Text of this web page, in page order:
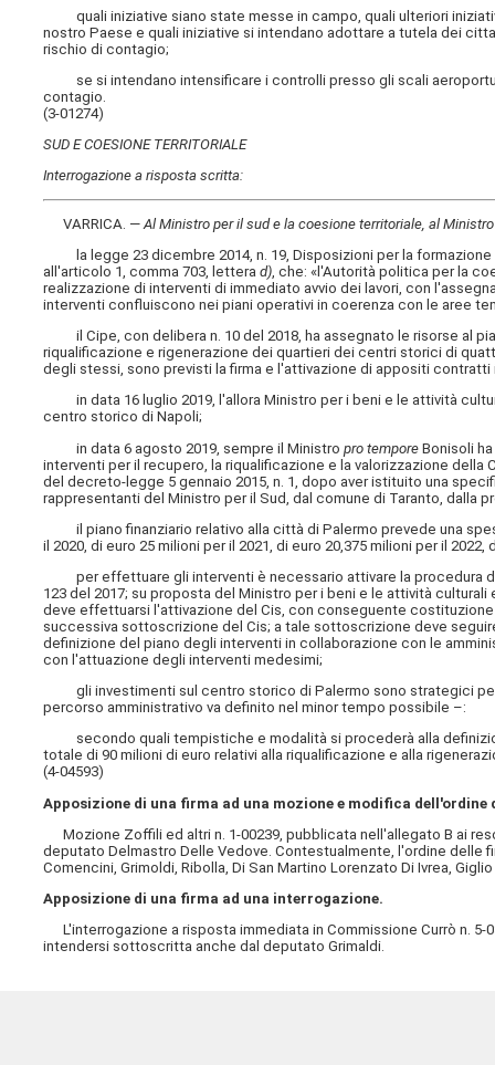
quali iniziative siano state messe in campo, quali ulteriori
nostro Paese e quali iniziative si intendano adottare a tutela dei
rischio di contagio;
se si intendano intensificare i controlli presso gli scali
contagio.
(3-01274)
SUD E COESIONE TERRITORIALE
Interrogazione a risposta scritta:
VARRICA. —Al Ministro per il sud e la coesione territoriale, al
la legge 23 dicembre 2014, n. 19, Disposizioni per la formazione
all'articolo 1, comma 703, letterad), che: «l'Autorità politica per la
realizzazione di interventi di immediato avvio dei lavori, con
interventi confluiscono nei piani operativi in coerenza con le aree
il Cipe, con delibera n. 10 del 2018, ha assegnato le risorse al
riqualificazione e rigenerazione dei quartieri dei centri storici di
degli stessi, sono previsti la firma e l'attivazione di appositi contratti
in data 16 luglio 2019, l'allora Ministro per i beni e le attività
centro storico di Napoli;
in data 6 agosto 2019, sempre il Ministropro tempore Bonisoli
interventi per il recupero, la riqualificazione e la valorizzazione
del decreto-legge 5 gennaio 2015, n. 1, dopo aver istituito una
rappresentanti del Ministro per il Sud, dal comune di Taranto, dalla
il piano finanziario relativo alla città di Palermo prevede una
il 2020, di euro 25 milioni per il 2021, di euro 20,375 milioni per il 2022,
per effettuare gli interventi è necessario attivare la procedura
123 del 2017; su proposta del Ministro per i beni e le attività
deve effettuarsi l'attivazione del Cis, con conseguente
successiva sottoscrizione del Cis; a tale sottoscrizione deve
definizione del piano degli interventi in collaborazione con le
con l'attuazione degli interventi medesimi;
gli investimenti sul centro storico di Palermo sono strategici
percorso amministrativo va definito nel minor tempo possibile –:
secondo quali tempistiche e modalità si procederà alla
totale di 90 milioni di euro relativi alla riqualificazione e alla
(4-04593)
Apposizione di una firma ad una mozione e modifica
Mozione Zoffili ed altri n. 1-00239, pubblicata nell'allegato B ai
deputato Delmastro Delle Vedove. Contestualmente, l'ordine delle
Comencini, Grimoldi, Ribolla, Di San Martino Lorenzato Di Ivrea,
Apposizione di una firma ad una interrogazione.
L'interrogazione a risposta immediata in Commissione Currò n.
intendersi sottoscritta anche dal deputato Grimaldi.